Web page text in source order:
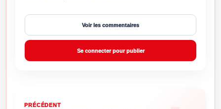
Voir les commentaires
Se connecter pour publier
PRÉCÉDENT